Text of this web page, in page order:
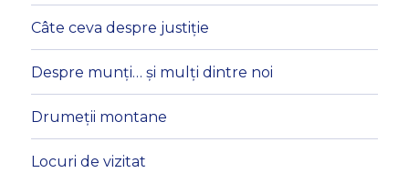
Câte ceva despre justiție
Despre munți… și mulți dintre noi
Drumeții montane
Locuri de vizitat